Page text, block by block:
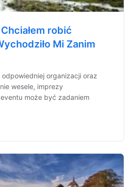
robić
Mi Zanim
organizacji oraz
wesele, imprezy
może być zadaniem